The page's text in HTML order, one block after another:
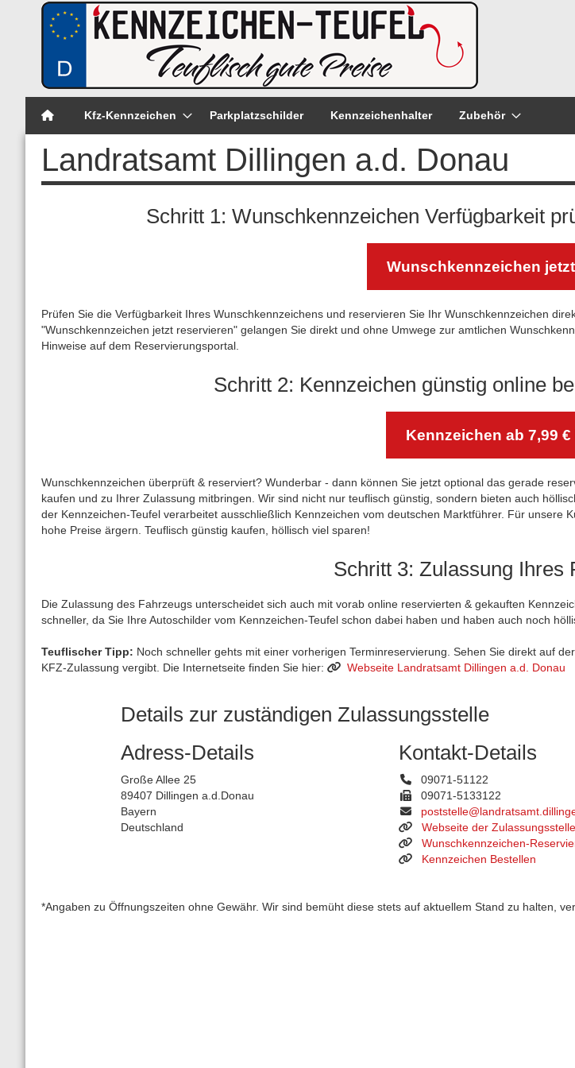
Kfz-Kennzeichen Parkplatzschilder Kennzeichenhalter Zubehör
Landratsamt Dillingen a.d. Donau
Schritt 1: Wunschkennzeichen Verfügbarkeit
Wunschkennzeichen
Prüfen Sie die Verfügbarkeit Ihres Wunschkennzeichens und reservieren Sie Ihr Wunschkennzeichen
"Wunschkennzeichen jetzt reservieren" gelangen Sie direkt und ohne Umwege zur amtlichen
Hinweise auf dem Reservierungsportal.
Schritt 2: Kennzeichen günstig online
Kennzeichen ab 7,99
Wunschkennzeichen überprüft & reserviert? Wunderbar - dann können Sie jetzt optional das gerade
kaufen und zu Ihrer Zulassung mitbringen. Wir sind nicht nur teuflisch günstig, sondern bieten auch
der Kennzeichen-Teufel verarbeitet ausschließlich Kennzeichen vom deutschen Marktführer. Für
hohe Preise ärgern. Teuflisch günstig kaufen, höllisch viel sparen!
Schritt 3: Zulassung Ihres
Die Zulassung des Fahrzeugs unterscheidet sich auch mit vorab online reservierten & gekauften
schneller, da Sie Ihre Autoschilder vom Kennzeichen-Teufel schon dabei haben und haben auch noch
Teuflischer Tipp: Noch schneller gehts mit einer vorherigen Terminreservierung. Sehen Sie direkt auf
KFZ-Zulassung vergibt. Die Internetseite finden Sie hier:
Webseite Landratsamt Dillingen a.d. Donau
Details zur zuständigen Zulassungsstelle
Adress-Details
Große Allee 25
89407 Dillingen a.d.Donau
Bayern
Deutschland
Kontakt-Details
09071-51122
09071-5133122
Webseite der Zulassungsstelle
Wunschkennzeichen-
Kennzeichen Bestellen
*Angaben zu Öffnungszeiten ohne Gewähr. Wir sind bemüht diese stets auf aktuellem Stand zu halten,